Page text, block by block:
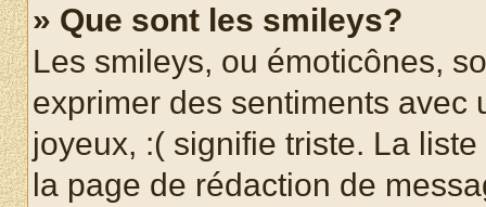
» Que sont les smileys?
Les smileys, ou émoticônes,
exprimer des sentiments avec
joyeux, :( signifie triste. La
la page de rédaction de